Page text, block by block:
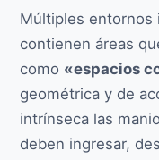
Múltiples entornos
contienen áreas
como «espacios
geométrica y de
intrínseca las
deben ingresar,